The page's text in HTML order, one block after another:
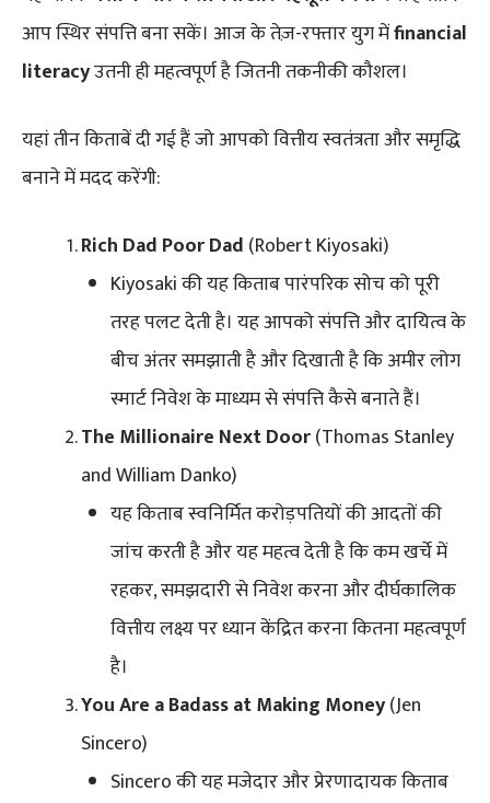
आप स्थिर संपत्ति बना सकें। आज के तेज़-रफ्तार युग मेंfinancial
literacyउतनी ही महत्वपूर्ण है जितनी तकनीकी कौशल।
यहां तीन किताबें दी गई हैं जो आपको वित्तीय स्वतंत्रता और समृद्धि
बनाने में मदद करेंगी:
Rich Dad Poor Dad (Robert Kiyosaki)
Kiyosaki की यह किताब पारंपरिक सोच को पूरी
तरह पलट देती है। यह आपको संपत्ति और दायित्व के
बीच अंतर समझाती है और दिखाती है कि अमीर लोग
स्मार्ट निवेश के माध्यम से संपत्ति कैसे बनाते हैं।
The Millionaire Next Door(Thomas Stanley
and William Danko)
यह किताब स्वनिर्मित करोड़पतियों की आदतों की
जांच करती है और यह महत्व देती है कि कम खर्चे में
रहकर, समझदारी से निवेश करना और दीर्घकालिक
वित्तीय लक्ष्य पर ध्यान केंद्रित करना कितना महत्वपूर्ण
है।
You Are a Badass at Making Money(Jen
Sincero)
Sincero की यह मजेदार और प्रेरणादायक किताब